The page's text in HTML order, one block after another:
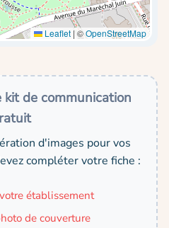
Leaflet | ©OpenStreetMap
kit de communication
d'images pour vos
compléter votre fiche :
établissement
de couverture